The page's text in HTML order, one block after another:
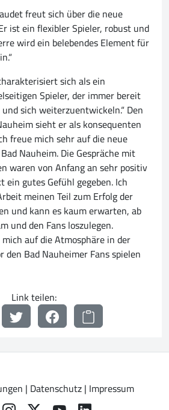
freut sich über die neue
ist ein flexibler Spieler, robust und
wird ein belebendes Element für
sich als ein
Spieler, der immer bereit
sich weiterzuentwickeln.“ Den
sieht er als konsequenten
freue mich sehr auf die neue
Nauheim. Die Gespräche mit
waren von Anfang an sehr positiv
gutes Gefühl gegeben. Ich
meinen Teil zum Erfolg der
und kann es kaum erwarten, ab
und den Fans loszulegen.
auf die Atmosphäre in der
den Bad Nauheimer Fans spielen
Link teilen:
| Datenschutz| Impressum